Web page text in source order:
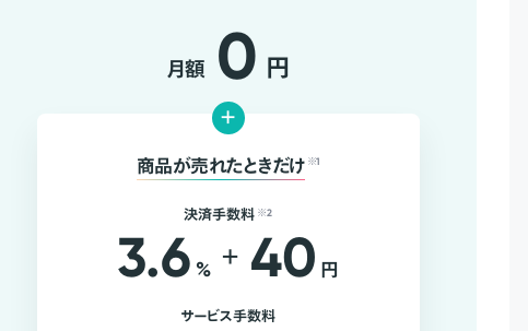
月額 0 円
+
商品が売れたときだけ ※1
決済手数料 ※2
3.6 % + 40 円
サービス手数料